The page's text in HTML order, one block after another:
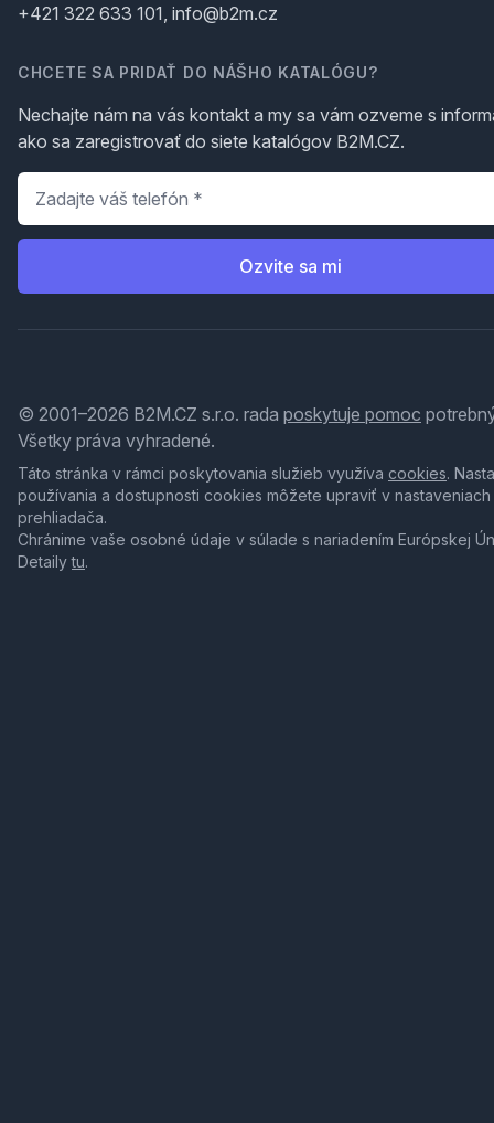
+421 322 633 101, info@b2m.cz
CHCETE SA PRIDAŤ DO NÁŠHO KATALÓGU?
Nechajte nám na vás kontakt a my sa vám ozveme s
ako sa zaregistrovať do siete katalógov B2M.CZ.
Telefón
Ozvite sa mi
© 2001–2026 B2M.CZ s.r.o. rada poskytuje pomoc
Všetky práva vyhradené.
Táto stránka v rámci poskytovania služieb využíva cookies.
používania a dostupnosti cookies môžete upraviť v nastaveniach
prehliadača.
Chránime vaše osobné údaje v súlade s nariadením Európskej
Detailytu.